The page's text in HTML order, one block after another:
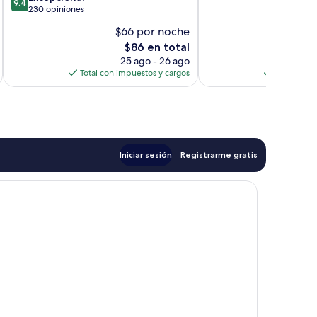
de
9.4
230 opiniones
$66 por noche
El
precio
actual
es
$86 en total
25 ago - 26 ago
Total con impuestos y cargos
Iniciar sesión Registrarme gratis